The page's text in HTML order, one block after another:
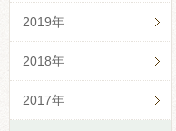
2019年
2018年
2017年